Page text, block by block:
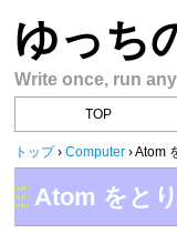
ゆっち
Write once, run
TOP
トップ › Computer ›Atom
Atom をと